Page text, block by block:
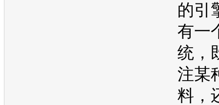
的引
有一
统，
注某
料，